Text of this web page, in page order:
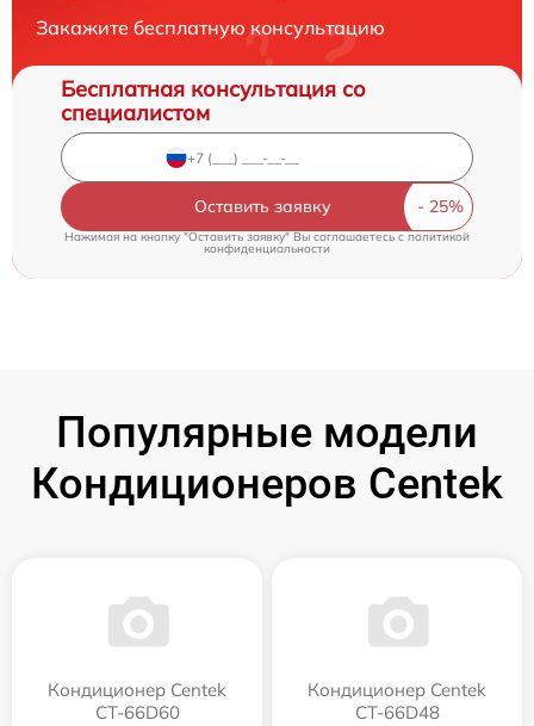
Закажите бесплатную консультацию
Бесплатная консультация со
специалистом
Оставить заявку
Нажимая на кнопку "Оставить заявку" Вы соглашаетесь c политикой
конфиденциальности
Популярные модели
Кондиционеров Centek
Кондиционер Centek
CT-66D60
Кондиционер Centek
CT-66D48